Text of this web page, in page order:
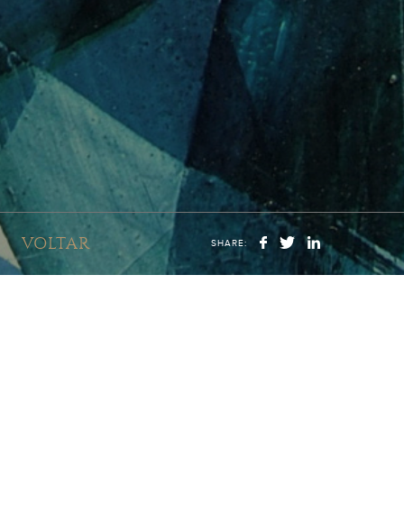
VOLTAR SHARE: